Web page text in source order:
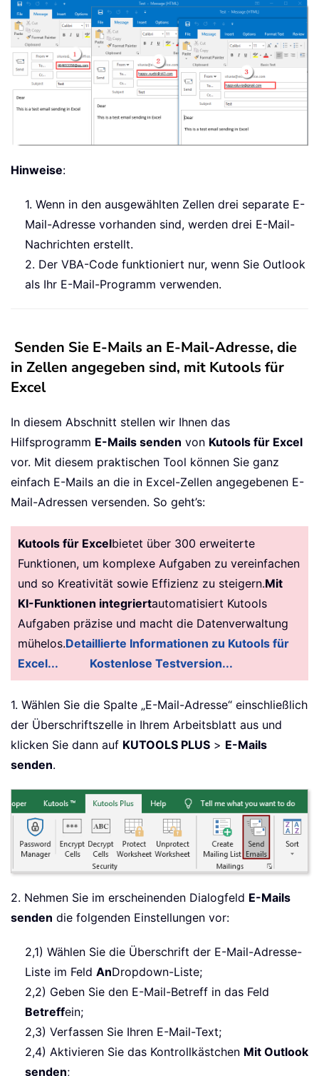
Hinweise:
1. Wenn in den ausgewählten Zellen drei separate E-
Mail-Adresse vorhanden sind, werden drei E-Mail-
Nachrichten erstellt.
2. Der VBA-Code funktioniert nur, wenn Sie Outlook
als Ihr E-Mail-Programm verwenden.
Senden Sie E-Mails an E-Mail-Adresse, die
in Zellen angegeben sind, mit Kutools für
Excel
In diesem Abschnitt stellen wir Ihnen das
Hilfsprogramm E-Mails senden von Kutools für Excel
vor. Mit diesem praktischen Tool können Sie ganz
einfach E-Mails an die in Excel-Zellen angegebenen E-
Mail-Adressen versenden. So geht’s:
Kutools für Excelbietet über 300 erweiterte
Funktionen, um komplexe Aufgaben zu vereinfachen
und so Kreativität sowie Effizienz zu steigern.Mit
KI-Funktionen integriertautomatisiert Kutools
Aufgaben präzise und macht die Datenverwaltung
mühelos.Detaillierte Informationen zu Kutools für
Excel...
Kostenlose Testversion...
1. Wählen Sie die Spalte „E-Mail-Adresse“ einschließlich
der Überschriftszelle in Ihrem Arbeitsblatt aus und
klicken Sie dann auf KUTOOLS PLUS > E-Mails
senden.
2. Nehmen Sie im erscheinenden Dialogfeld E-Mails
senden die folgenden Einstellungen vor:
2,1) Wählen Sie die Überschrift der E-Mail-Adresse-
Liste im Feld AnDropdown-Liste;
2,2) Geben Sie den E-Mail-Betreff in das Feld
Betreffein;
2,3) Verfassen Sie Ihren E-Mail-Text;
2,4) Aktivieren Sie das Kontrollkästchen Mit Outlook
senden;